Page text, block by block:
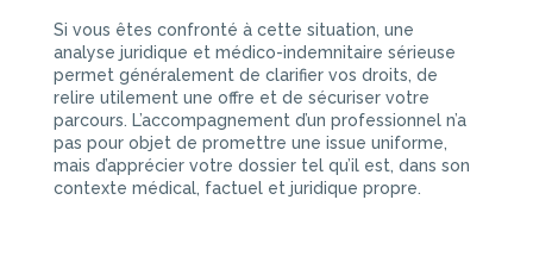
Si vous êtes confronté à cette situation, une
analyse juridique et médico-indemnitaire sérieuse
permet généralement de clarifier vos droits, de
relire utilement une offre et de sécuriser votre
parcours. L’accompagnement d’un professionnel n’a
pas pour objet de promettre une issue uniforme,
mais d’apprécier votre dossier tel qu’il est, dans son
contexte médical, factuel et juridique propre.